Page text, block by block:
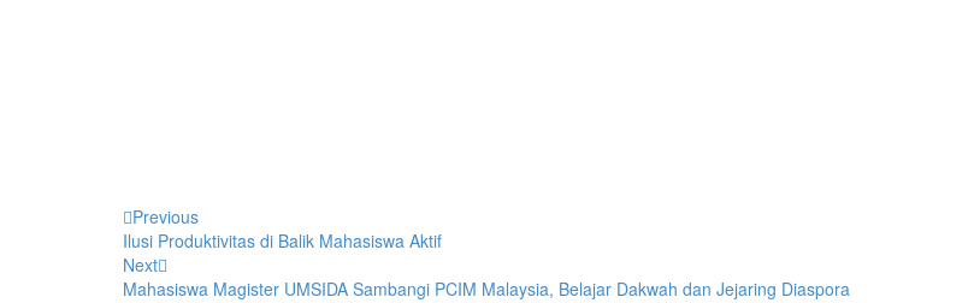
Previous
Ilusi Produktivitas di Balik Mahasiswa Aktif
Next
Mahasiswa Magister UMSIDA Sambangi PCIM Malaysia, Belajar Dakwah dan Jejaring Diaspora